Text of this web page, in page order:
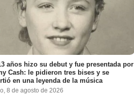
años hizo su debut y fue presentada por
Cash: le pidieron tres bises y se
en una leyenda de la música
8 de agosto de 2026